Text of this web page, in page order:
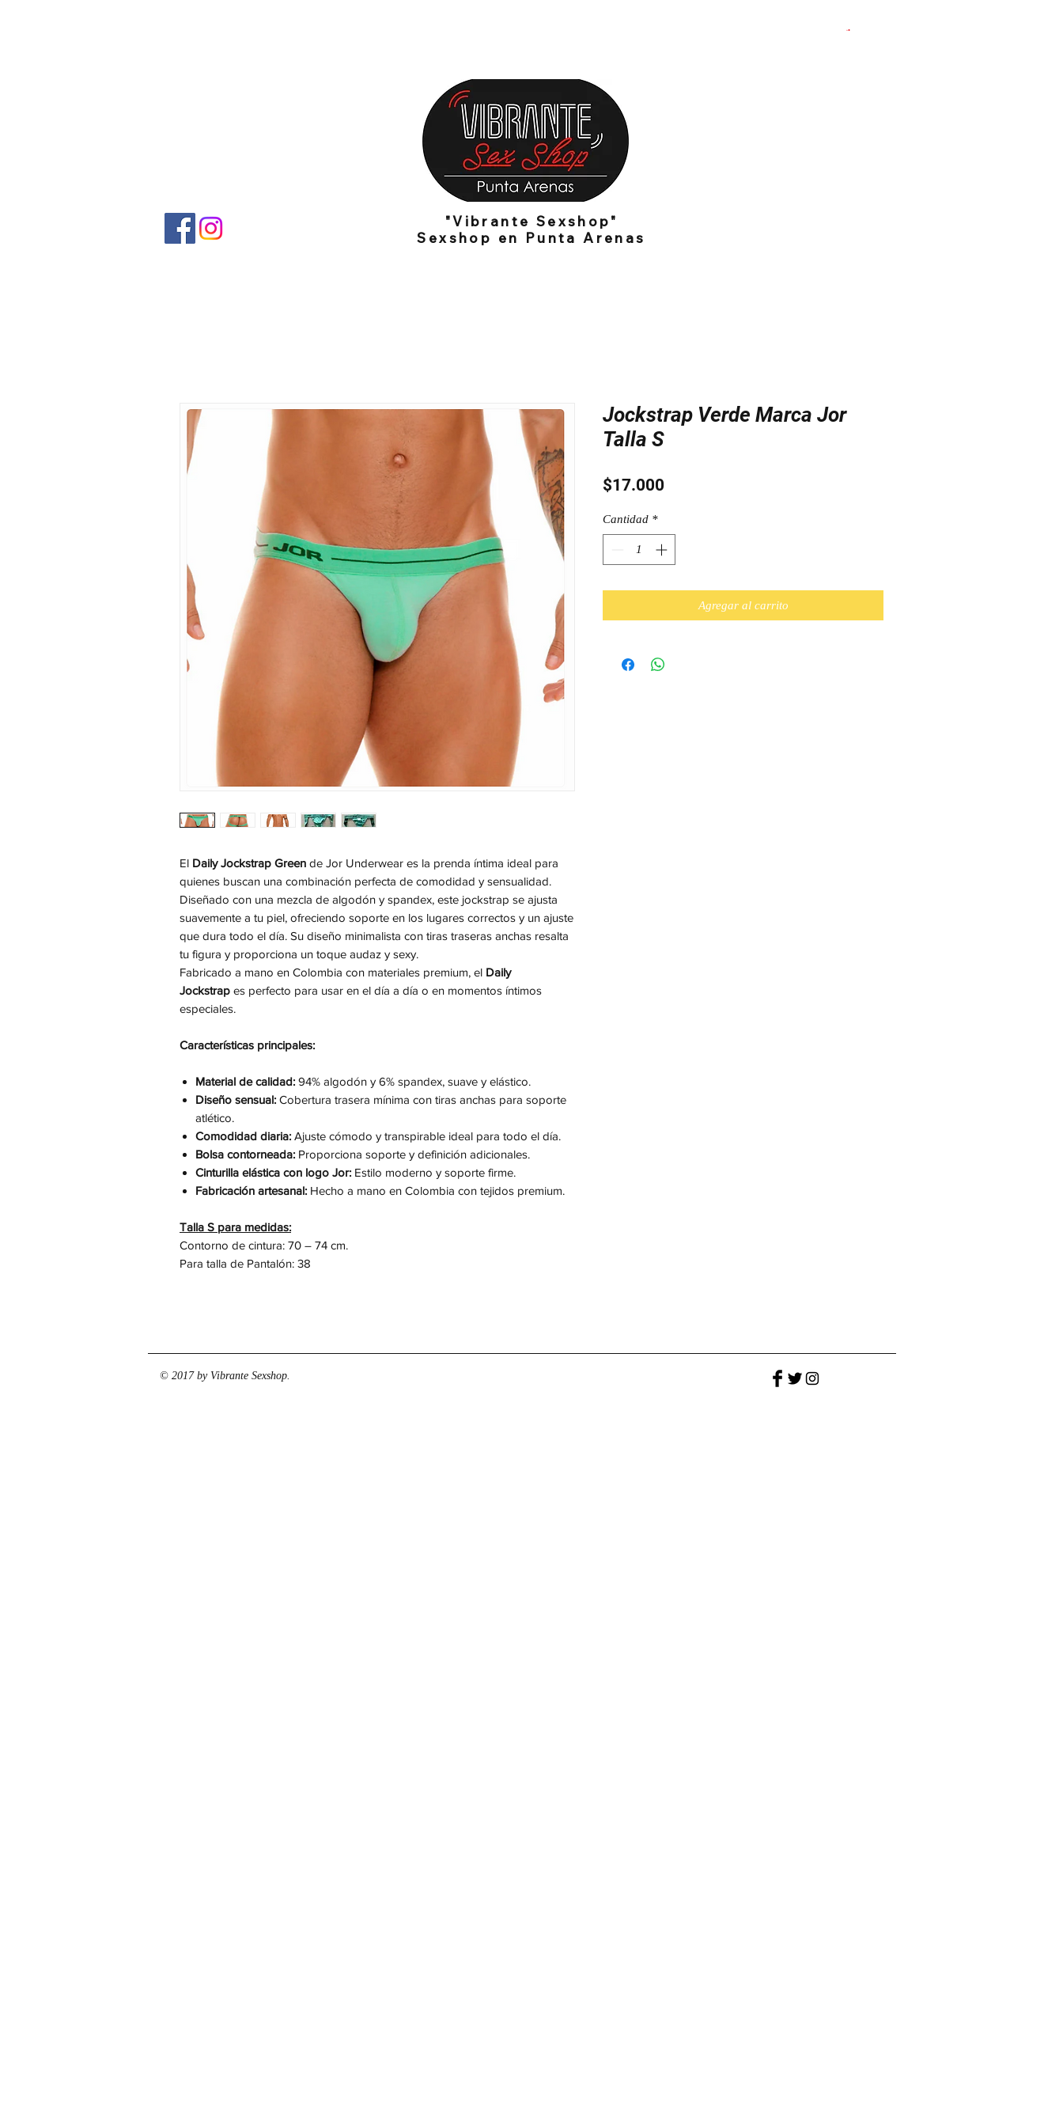
Contacto
"Vibrante Sexshop"
Sexshop en Punta Arenas
El Daily Jockstrap Green de Jor Underwear es la prenda íntima ideal para
quienes buscan una combinación perfecta de comodidad y sensualidad.
Diseñado con una mezcla de algodón y spandex, este jockstrap se ajusta
suavemente a tu piel, ofreciendo soporte en los lugares correctos y un ajuste
que dura todo el día. Su diseño minimalista con tiras traseras anchas resalta
tu figura y proporciona un toque audaz y sexy.
Fabricado a mano en Colombia con materiales premium, el Daily
Jockstrap es perfecto para usar en el día a día o en momentos íntimos
especiales.
Características principales:
Material de calidad: 94% algodón y 6% spandex, suave y elástico.
Diseño sensual: Cobertura trasera mínima con tiras anchas para soporte
atlético.
Comodidad diaria: Ajuste cómodo y transpirable ideal para todo el día.
Bolsa contorneada: Proporciona soporte y definición adicionales.
Cinturilla elástica con logo Jor: Estilo moderno y soporte firme.
Fabricación artesanal: Hecho a mano en Colombia con tejidos premium.
Talla S para medidas:
Contorno de cintura: 70 – 74 cm.
Para talla de Pantalón: 38
Jockstrap Verde Marca Jor
Talla S
$17.000
Cantidad *
Agregar al carrito
© 2017 by Vibrante Sexshop.